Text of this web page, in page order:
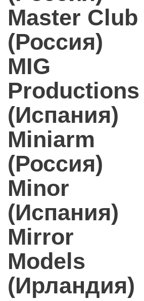
Master Club
(Россия)
MIG
Productions
(Испания)
Miniarm
(Россия)
Minor
(Испания)
Mirror
Models
(Ирландия)